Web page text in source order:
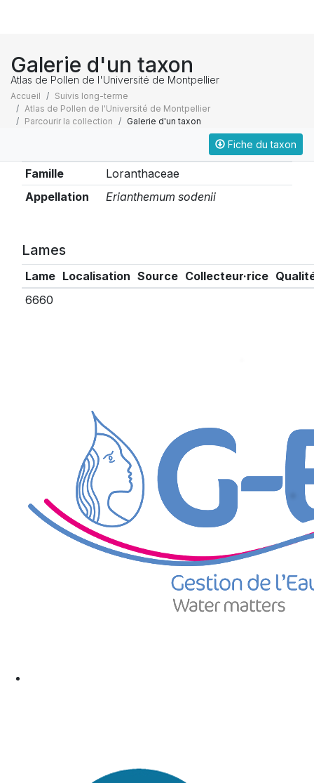
Galerie d'un taxon
Atlas de Pollen de l'Université de Montpellier
Accueil
Suivis long-terme
Atlas de Pollen de l'Université de Montpellier
Parcourir la collection
Galerie d'un taxon
Fiche du taxon
Famille
Loranthaceae
Appellation
Erianthemum sodenii
Lames
Lame Localisation Source Collecteur·rice
6660